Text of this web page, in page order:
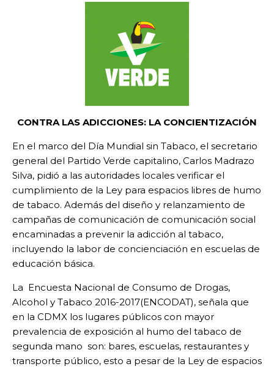
CONTRA LAS ADICCIONES: LA CONCIENTIZACIÓN
En el marco del Día Mundial sin Tabaco, el secretario
general del Partido Verde capitalino, Carlos Madrazo
Silva, pidió a las autoridades locales verificar el
cumplimiento de la Ley para espacios libres de humo
de tabaco. Además del diseño y relanzamiento de
campañas de comunicación de comunicación social
encaminadas a prevenir la adicción al tabaco,
incluyendo la labor de concienciación en escuelas de
educación básica.
La Encuesta Nacional de Consumo de Drogas,
Alcohol y Tabaco 2016-2017(ENCODAT), señala que
en la CDMX los lugares públicos con mayor
prevalencia de exposición al humo del tabaco de
segunda mano son: bares, escuelas, restaurantes y
transporte público, esto a pesar de la Ley de espacios